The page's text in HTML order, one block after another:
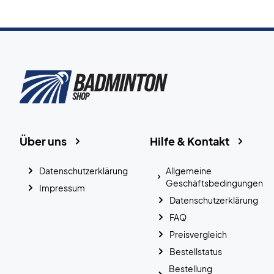
Hilfe & Kontakt
Allgemeine
Geschäftsbedingungen
Datenschutzerklärung
FAQ
Preisvergleich
Bestellstatus
Bestellung
Über uns
Datenschutzerklärung
Impressum